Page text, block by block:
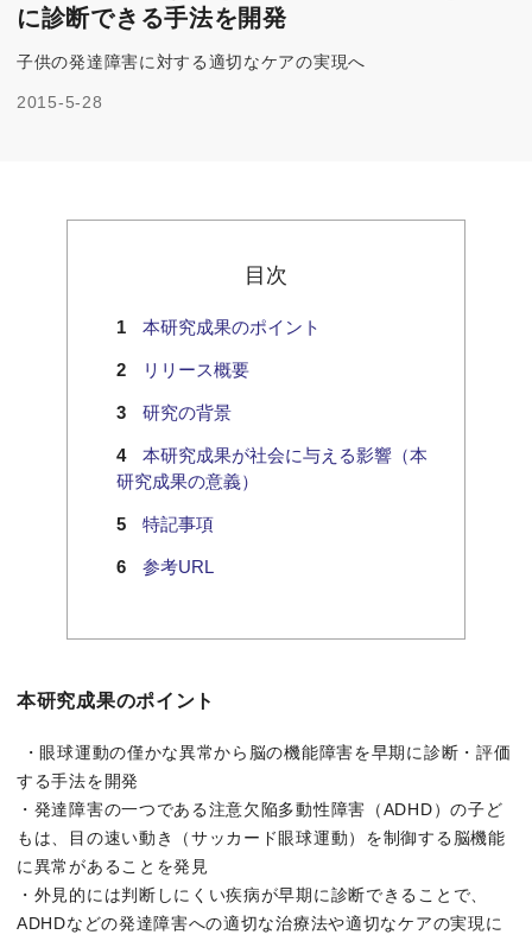
に診断できる手法を開発
子供の発達障害に対する適切なケアの実現へ
2015-5-28
目次
本研究成果のポイント
リリース概要
研究の背景
本研究成果が社会に与える影響（本
研究成果の意義）
特記事項
参考URL
本研究成果のポイント
・眼球運動の僅かな異常から脳の機能障害を早期に診断・評価
する手法を開発
・発達障害の一つである注意欠陥多動性障害（ADHD）の子ど
もは、目の速い動き（サッカード眼球運動）を制御する脳機能
に異常があることを発見
・外見的には判断しにくい疾病が早期に診断できることで、
ADHDなどの発達障害への適切な治療法や適切なケアの実現に